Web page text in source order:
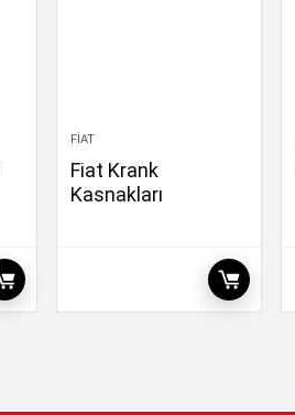
FIAT
Fiat Krank
Kasnakları